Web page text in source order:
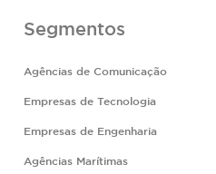
Segmentos
Agências de Comunicação
Empresas de Tecnologia
Empresas de Engenharia
Agências Marítimas